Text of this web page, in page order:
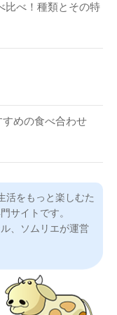
比べ！種類とその特
めの食べ合わせ
活をもっと楽しむた
サイトです。
、ソムリエが運営